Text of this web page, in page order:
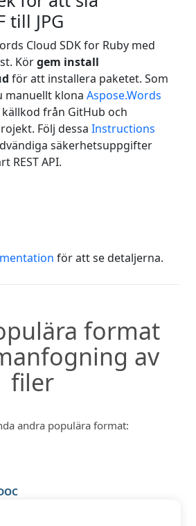
till JPG
Cloud SDK for Ruby med
Körgem install
för att installera paketet. Som
manuellt klona Aspose.Words
källkod från GitHub och
Följ dessa Instructions
säkerhetsuppgifter
REST API.
för att se detaljerna.
format
av
filer
andra populära format: